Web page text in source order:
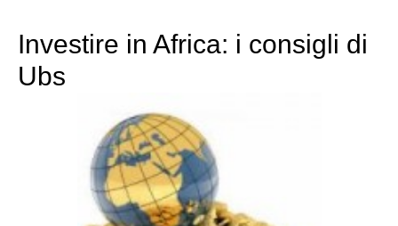
Investire in Africa: i consigli di
Ubs